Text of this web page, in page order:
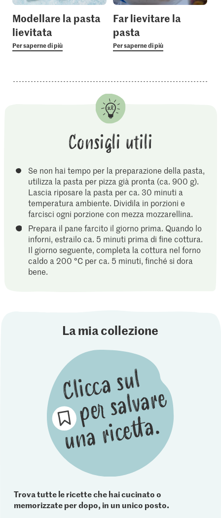
Modellare la pasta
lievitata
Per saperne di più
Far lievitare la
pasta
Per saperne di più
Consigli utili
Se non hai tempo per la preparazione della pasta,
utilizza la pasta per pizza già pronta (ca. 900 g).
Lascia riposare la pasta per ca. 30 minuti a
temperatura ambiente. Dividila in porzioni e
farcisci ogni porzione con mezza mozzarellina.
Prepara il pane farcito il giorno prima. Quando lo
inforni, estrailo ca. 5 minuti prima di fine cottura.
Il giorno seguente, completa la cottura nel forno
caldo a 200 °C per ca. 5 minuti, finché si dora
bene.
La mia collezione
Trova tutte le ricette che hai cucinato o
memorizzate per dopo, in un unico posto.